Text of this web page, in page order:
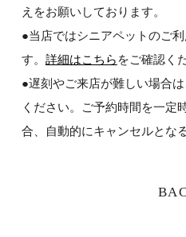
えをお願いしております。
●当店ではシニアペットのご
す。 詳細はこちら をご確認く
●遅刻やご来店が難しい場合
ください。ご予約時間を一定
合、自動的にキャンセルとな